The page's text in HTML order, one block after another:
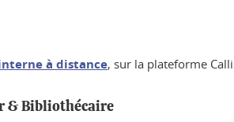
à distance, sur la plateforme
& Bibliothécaire